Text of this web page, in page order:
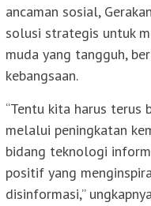
ancaman sosial,
solusi strategis untuk
muda yang tangguh,
kebangsaan.
“Tentu kita harus terus
melalui peningkatan
bidang teknologi
positif yang
disinformasi,”